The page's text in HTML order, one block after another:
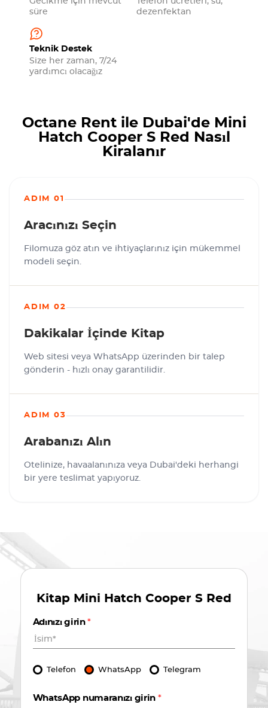
süre
dezenfektan
Teknik Destek
Size her zaman, 7/24
yardımcı olacağız
Octane Rent ile Dubai'de Mini
Hatch Cooper S Red Nasıl
Kiralanır
ADIM 01
Aracınızı Seçin
Filomuza göz atın ve ihtiyaçlarınız için mükemmel
modeli seçin.
ADIM 02
Dakikalar İçinde Kitap
Web sitesi veya WhatsApp üzerinden bir talep
gönderin - hızlı onay garantilidir.
ADIM 03
Arabanızı Alın
Otelinize, havaalanınıza veya Dubai'deki herhangi
bir yere teslimat yapıyoruz.
Kitap Mini Hatch Cooper S Red
Adınızı girin*
Telefon WhatsApp Telegram
WhatsApp numaranızı girin *